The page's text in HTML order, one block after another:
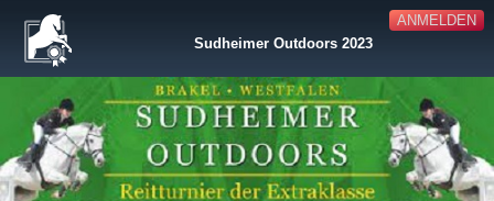
ANMELDEN
Sudheimer Outdoors 2023